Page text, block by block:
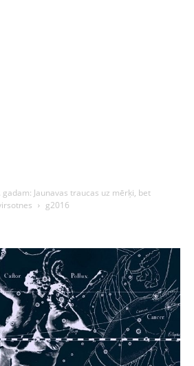
Jaunavas traucas uz mērķi, bet
g2016